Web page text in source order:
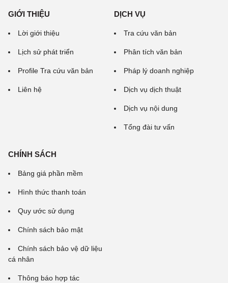
GIỚI THIỆU
Lời giới thiệu
Lịch sử phát triển
Profile Tra cứu văn bản
Liên hệ
DỊCH VỤ
Tra cứu văn bản
Phân tích văn bản
Pháp lý doanh nghiệp
Dịch vụ dịch thuật
Dịch vụ nội dung
Tổng đài tư vấn
CHÍNH SÁCH
Bảng giá phần mềm
Hình thức thanh toán
Quy ước sử dụng
Chính sách bảo mật
Chính sách bảo vệ dữ liệu
cá nhân
Thông báo hợp tác